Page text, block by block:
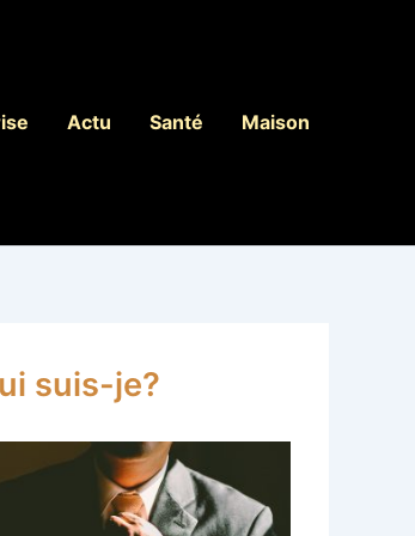
Actu Santé Maison
suis-je?